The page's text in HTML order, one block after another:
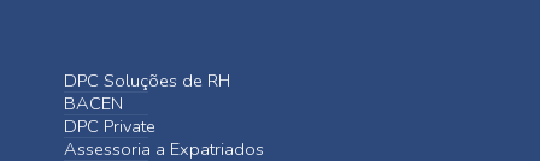
DPC Soluções de RH
BACEN
DPC Private
Assessoria a Expatriados